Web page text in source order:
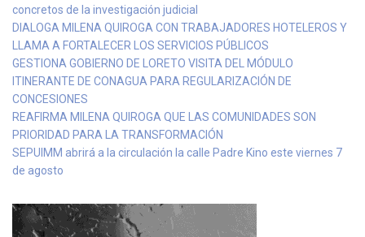
concretos de la investigación judicial
DIALOGA MILENA QUIROGA CON TRABAJADORES HOTELEROS Y
LLAMA A FORTALECER LOS SERVICIOS PÚBLICOS
GESTIONA GOBIERNO DE LORETO VISITA DEL MÓDULO
ITINERANTE DE CONAGUA PARA REGULARIZACIÓN DE
CONCESIONES
REAFIRMA MILENA QUIROGA QUE LAS COMUNIDADES SON
PRIORIDAD PARA LA TRANSFORMACIÓN
SEPUIMM abrirá a la circulación la calle Padre Kino este viernes 7
de agosto